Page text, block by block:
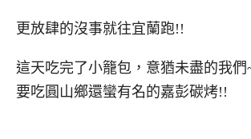
更放肆的沒事就往宜蘭跑!!
這天吃完了小籠包，意猶未盡的我們
要吃圓山鄉還蠻有名的嘉彭碳烤!!